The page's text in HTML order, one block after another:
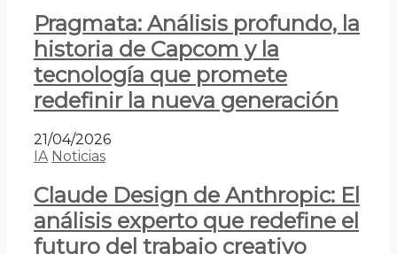
Pragmata: Análisis profundo, la
historia de Capcom y la
tecnología que promete
redefinir la nueva generación
21/04/2026
IA Noticias
Claude Design de Anthropic: El
análisis experto que redefine el
futuro del trabajo creativo